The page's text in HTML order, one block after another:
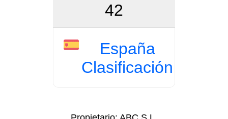
42
España
Clasificación